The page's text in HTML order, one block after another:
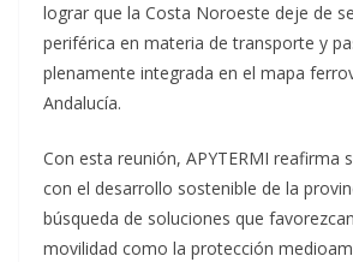
lograr que la Costa Noroeste deje de
periférica en materia de transporte y
plenamente integrada en el mapa
Andalucía.
Con esta reunión, APYTERMI reafirma
con el desarrollo sostenible de la
búsqueda de soluciones que
movilidad como la protección